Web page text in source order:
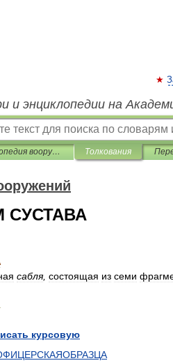
и энциклопедии на
Энциклопедия вооружений Толкования
СУСТАВА
сабля, состоящая из семи
курсовую